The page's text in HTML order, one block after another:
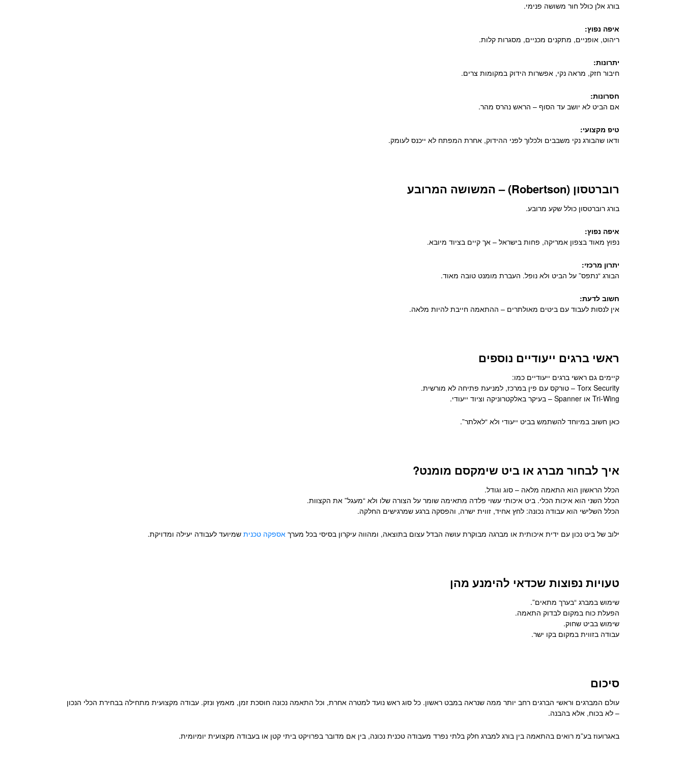
בורג אלן כולל חור משושה פנימי.
איפה נפוץ:
ריהוט, אופניים, מתקנים מכניים, מסגרות קלות.
יתרונות:
חיבור חזק, מראה נקי, אפשרות הידוק במקומות צרים.
חסרונות:
אם הביט לא יושב עד הסוף – הראש נהרס מהר.
טיפ מקצועי:
ודאו שהבורג נקי משבבים ולכלוך לפני ההידוק, אחרת המפתח לא ייכנס לעומק.
רוברטסון (Robertson) – המשושה המרובע
בורג רוברטסון כולל שקע מרובע.
איפה נפוץ:
נפוץ מאוד בצפון אמריקה, פחות בישראל – אך קיים בציוד מיובא.
יתרון מרכזי:
הבורג “נתפס” על הביט ולא נופל. העברת מומנט טובה מאוד.
חשוב לדעת:
אין לנסות לעבוד עם ביטים מאולתרים – ההתאמה חייבת להיות מלאה.
ראשי ברגים ייעודיים נוספים
קיימים גם ראשי ברגים ייעודיים כמו:
Torx Security – טורקס עם פין במרכז, למניעת פתיחה לא מורשית.
Tri-Wing או Spanner – בעיקר באלקטרוניקה וציוד ייעודי.
כאן חשוב במיוחד להשתמש בביט ייעודי ולא “לאלתר”.
איך לבחור מברג או ביט שימקסם מומנט?
הכלל הראשון הוא התאמה מלאה – סוג וגודל.
הכלל השני הוא איכות הכלי. ביט איכותי עשוי פלדה מתאימה שומר על הצורה שלו ולא “מעגל” את הקצוות.
הכלל השלישי הוא עבודה נכונה: לחץ אחיד, זווית ישרה, והפסקה ברגע שמרגישים החלקה.
ילוב של ביט נכון עם ידית איכותית או מברגה מבוקרת עושה הבדל עצום בתוצאה, ומהווה עיקרון בסיסי בכל מערך אספקה טכנית שמיועד לעבודה יעילה ומדויקת.
טעויות נפוצות שכדאי להימנע מהן
שימוש במברג “בערך מתאים”.
הפעלת כוח במקום לבדוק התאמה.
שימוש בביט שחוק.
עבודה בזווית במקום בקו ישר.
סיכום
עולם המברגים וראשי הברגים רחב יותר ממה שנראה במבט ראשון. כל סוג ראש נועד למטרה אחרת, וכל התאמה נכונה חוסכת זמן, מאמץ ונזק. עבודה מקצועית מתחילה בבחירת הכלי הנכון
– לא בכוח, אלא בהבנה.
באגרועוז בע”מ רואים בהתאמה בין בורג למברג חלק בלתי נפרד מעבודה טכנית נכונה, בין אם מדובר בפרויקט ביתי קטן או בעבודה מקצועית יומיומית.